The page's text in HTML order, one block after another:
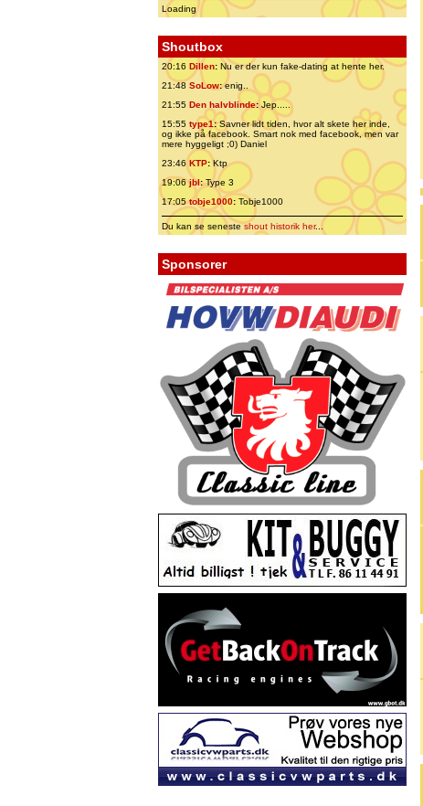
Loading
Shoutbox
20:16 Dillen: Nu er der kun fake-dating at hente her.
21:48 SoLow:enig..
21:55 Den halvblinde:Jep.....
15:55 type1:Savner lidt tiden, hvor alt skete her inde,
og ikke på facebook. Smart nok med facebook, men var
mere hyggeligt ;0) Daniel
23:46 KTP:Ktp
19:06jbl:Type 3
17:05tobje1000: Tobje1000
Du kan se senesteshout historik her...
Sponsorer